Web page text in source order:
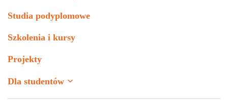
Studia podyplomowe
Szkolenia i kursy
Projekty
Dla studentów